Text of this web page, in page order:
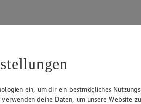
ein, um dir ein bestmögliches
deine Daten, um unsere Website zu